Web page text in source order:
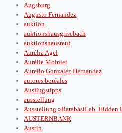
Augsburg
Augusto Fernandez
auktion
auktionshausgrisebach
auktionshausreuf
Aurélia Agel
Aurélie Moinier
Aurelio Gonzalez Hernandez
aurores boréales
Ausflugstipps
ausstellung
Ausstellung »BarabásiLab. Hidden
AUSTERNBANK
Austin